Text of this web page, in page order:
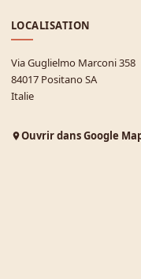
LOCALISATION
Via Guglielmo Marconi 358
84017 Positano SA
Italie
Ouvrir dans Google